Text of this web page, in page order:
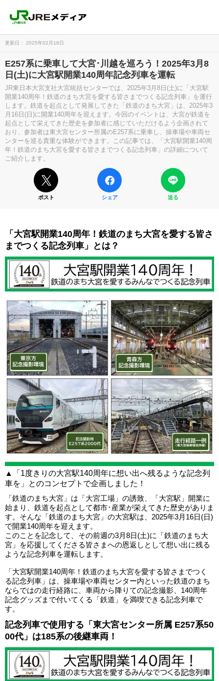
更新日： 2025年02月18日
E257系に乗車して大宮･川越を巡ろう！2025年3月8
日(土)に大宮駅開業140周年記念列車を運転
JR東日本大宮支社大宮統括センターでは、2025年3月8日(土)に「大宮駅
開業140周年！鉄道のまち大宮を愛する皆さまでつくる記念列車」を運行
します。鉄道を起点として発展してきた「鉄道のまち大宮」は、2025年3
月16日(日)に開業140周年を迎えます。今回のイベントは、大宮が鉄道を
起点として栄えてきた歴史を参加者に感じていただけるよう企画されて
おり、参加者は東大宮センター所属のE257系に乗車し、操車場や車両セ
ンターを巡る貴重な体験ができます。この記事では、「大宮駅開業140周
年！鉄道のまち大宮を愛する皆さまでつくる記念列車」の詳細について
ご紹介します。
ポスト シェア 送る
「大宮駅開業140周年！鉄道のまち大宮を愛する皆さ
までつくる記念列車」とは？
▲「1度きりの大宮駅140周年に想い出へ残るような記念列
車を」とのコンセプトで企画しました！
「鉄道のまち大宮」は「大宮工場」の誘致、「大宮駅」開業に
始まり、鉄道を起点として都市･産業が栄えてきた歴史がありま
す。そんな「鉄道のまち大宮」の大宮駅は、2025年3月16日(日)
で開業140周年を迎えます。
このことを記念して、その前週の3月8日(土)に「鉄道のまち大
宮」を応援してくださる皆さまへの恩返しとして想い出に残る
ような記念列車を運転します。
「大宮駅開業140周年！鉄道のまち大宮を愛する皆さまでつく
る記念列車」は、操車場や車両センター内といった鉄道のまち
ならではの走行経路に、車両から降りての記念撮影、140周年
記念グッズまで付いてくる「鉄道」を満喫できる記念列車で
す。
記念列車で使用する「東大宮センター所属 E257系50
00代」は185系の後継車両！